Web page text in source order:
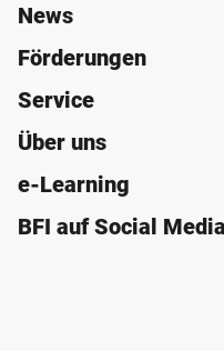
News
Förderungen
Service
Über uns
e-Learning
BFI auf Social Media